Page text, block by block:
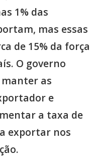
1% das
mas essas
de 15% da força
O governo
as
e
a taxa de
exportar nos